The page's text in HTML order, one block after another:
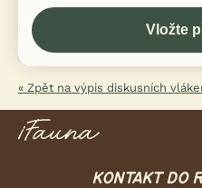
« Zpět na výpis diskusních
KONTAKT DO